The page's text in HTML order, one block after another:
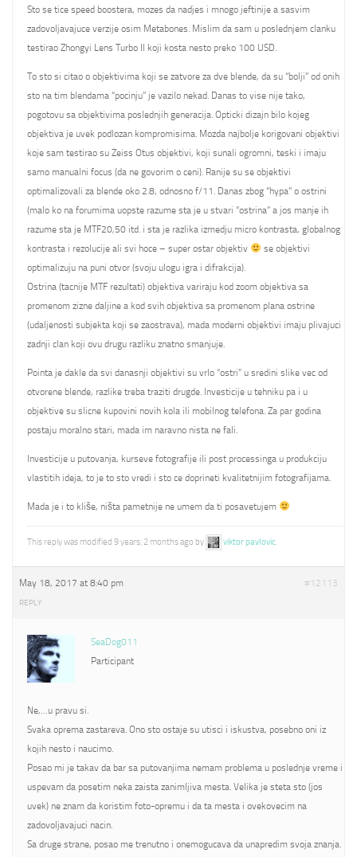
Sto se tice speed boostera, mozes da nadjes i mnogo jeftinije a sasvim
zadovoljavajuce verzije osim Metabones. Mislim da sam u poslednjem clanku
testirao Zhongyi Lens Turbo II koji kosta nesto preko 100 USD.
To sto si citao o objektivima koji se zatvore za dve blende, da su “bolji” od onih
sto na tim blendama “pocinju” je vazilo nekad. Danas to vise nije tako,
pogotovu sa objektivima poslednjih generacija. Opticki dizajn bilo kojeg
objektiva je uvek podlozan kompromisima. Mozda najbolje korigovani objektivi
koje sam testirao su Zeiss Otus objektivi, koji sunali ogromni, teski i imaju
samo manualni focus (da ne govorim o ceni). Ranije su se objektivi
optimalizovali za blende oko 2.8, odnosno f/11. Danas zbog “hypa” o ostrini
(malo ko na forumima uopste razume sta je u stvari “ostrina” a jos manje ih
razume sta je MTF20,50 itd. i sta je razlika izmedju micro kontrasta, globalnog
kontrasta i rezolucije ali svi hoce – super ostar objektiv
se objektivi
optimalizuju na puni otvor (svoju ulogu igra i difrakcija).
Ostrina (tacnije MTF rezultati) objektiva variraju kod zoom objektiva sa
promenom zizne daljine a kod svih objektiva sa promenom plana ostrine
(udaljenosti subjekta koji se zaostrava), mada moderni objektivi imaju plivajuci
zadnji clan koji ovu drugu razliku znatno smanjuje.
Pointa je dakle da svi danasnji objektivi su vrlo “ostri” u sredini slike vec od
otvorene blende, razlike treba traziti drugde. Investicije u tehniku pa i u
objektive su slicne kupovini novih kola ili mobilnog telefona. Za par godina
postaju moralno stari, mada im naravno nista ne fali.
Investicije u putovanja, kurseve fotografije ili post processinga u produkciju
vlastitih ideja, to je to sto vredi i sto ce doprineti kvalitetnijim fotografijama.
Mada je i to kliše, ništa pametnije ne umem da ti posavetujem
This reply was modified 9 years, 2 months ago by viktor pavlovic.
May 18, 2017 at 8:40 pm #12113
REPLY
SeaDog011
Participant
Ne,…u pravu si.
Svaka oprema zastareva. Ono sto ostaje su utisci i iskustva, posebno oni iz
kojih nesto i naucimo.
Posao mi je takav da bar sa putovanjima nemam problema u poslednje vreme i
uspevam da posetim neka zaista zanimljiva mesta. Velika je steta sto (jos
uvek) ne znam da koristim foto-opremu i da ta mesta i ovekovecim na
zadovoljavajuci nacin.
Sa druge strane, posao me trenutno i onemogucava da unapredim svoja znanja.